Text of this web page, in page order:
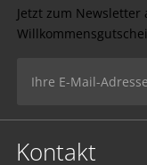
Jetzt zum
Kontakt